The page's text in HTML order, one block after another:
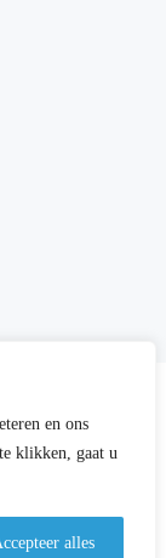
en ons
klikken, gaat u
alles